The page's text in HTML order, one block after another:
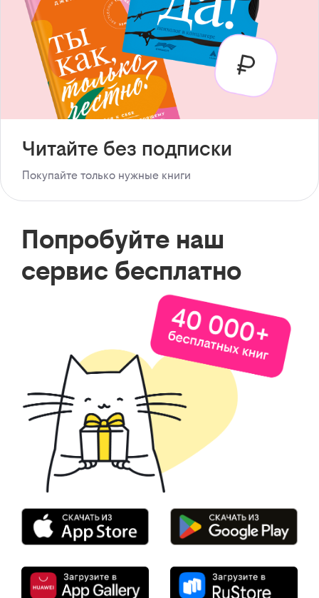
Читайте без подписки
Покупайте только нужные книги
Попробуйте наш
сервис бесплатно